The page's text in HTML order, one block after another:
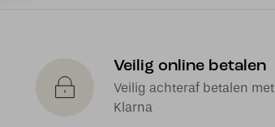
Veilig online betalen
Veilig achteraf betalen met
Klarna